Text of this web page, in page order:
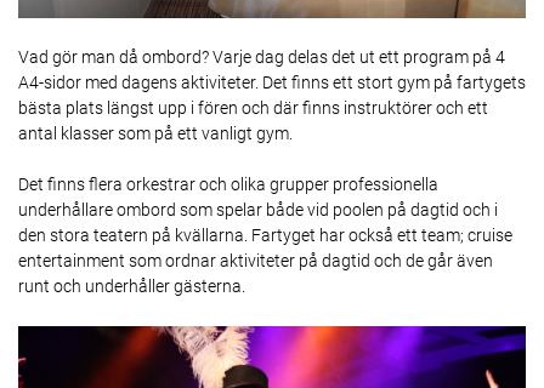
Vad gör man då ombord? Varje dag delas det ut ett program på 4
A4-sidor med dagens aktiviteter. Det finns ett stort gym på fartygets
bästa plats längst upp i fören och där finns instruktörer och ett
antal klasser som på ett vanligt gym.
Det finns flera orkestrar och olika grupper professionella
underhållare ombord som spelar både vid poolen på dagtid och i
den stora teatern på kvällarna. Fartyget har också ett team; cruise
entertainment som ordnar aktiviteter på dagtid och de går även
runt och underhåller gästerna.